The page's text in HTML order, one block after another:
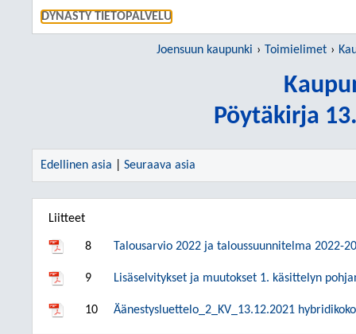
DYNASTY TIETOPALVELU
Joensuun kaupunki Toimielimet
Pöytäkirja
Edellinen asia Seuraava asia
Liitteet
8 Talousarvio 2022 ja taloussuunnitelma 2022-
9 Lisäselvitykset ja muutokset 1. käsittelyn
10 Äänestysluettelo_2_KV_13.12.2021